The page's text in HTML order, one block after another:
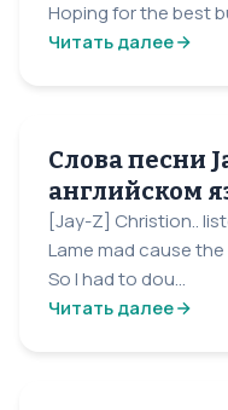
Hoping for the best
Читать далее
Слова песни
английском
[Jay-Z] Christion..
Lame mad cause
So I had to dou...
Читать далее